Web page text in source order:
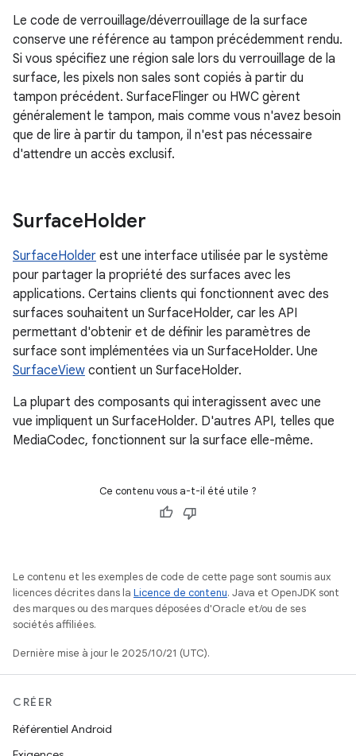
Le code de verrouillage/déverrouillage de la surface
conserve une référence au tampon précédemment rendu.
Si vous spécifiez une région sale lors du verrouillage de la
surface, les pixels non sales sont copiés à partir du
tampon précédent. SurfaceFlinger ou HWC gèrent
généralement le tampon, mais comme vous n'avez besoin
que de lire à partir du tampon, il n'est pas nécessaire
d'attendre un accès exclusif.
SurfaceHolder
SurfaceHolder est une interface utilisée par le système
pour partager la propriété des surfaces avec les
applications. Certains clients qui fonctionnent avec des
surfaces souhaitent un SurfaceHolder, car les API
permettant d'obtenir et de définir les paramètres de
surface sont implémentées via un SurfaceHolder. Une
SurfaceView contient un SurfaceHolder.
La plupart des composants qui interagissent avec une
vue impliquent un SurfaceHolder. D'autres API, telles que
MediaCodec, fonctionnent sur la surface elle-même.
Ce contenu vous a-t-il été utile ?
Le contenu et les exemples de code de cette page sont soumis aux
licences décrites dans la Licence de contenu. Java et OpenJDK sont
des marques ou des marques déposées d'Oracle et/ou de ses
sociétés affiliées.
Dernière mise à jour le 2025/10/21 (UTC).
CRÉER
Référentiel Android